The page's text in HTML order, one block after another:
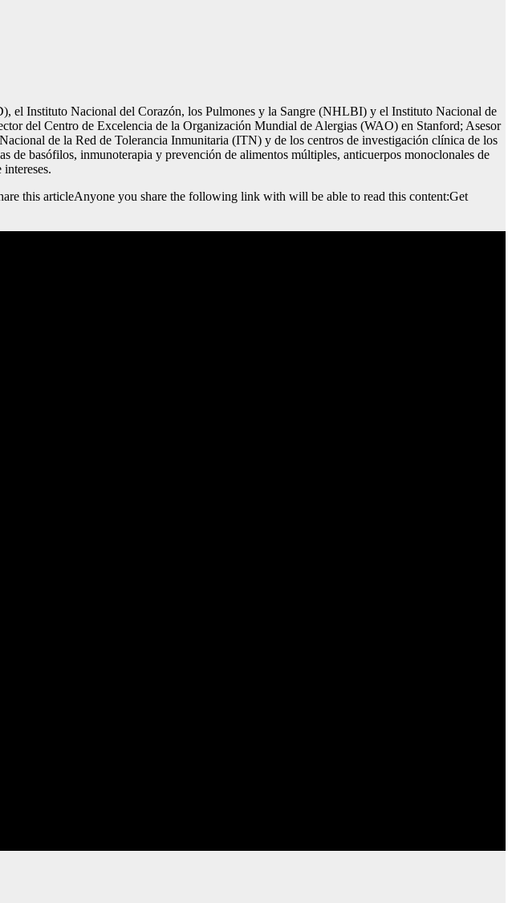
el Instituto Nacional del Corazón, los Pulmones y la Sangre (NHLBI) y el Instituto Nacional de
del Centro de Excelencia de la Organización Mundial de Alergias (WAO) en Stanford; Asesor
de la Red de Tolerancia Inmunitaria (ITN) y de los centros de investigación clínica de los
basófilos, inmunoterapia y prevención de alimentos múltiples, anticuerpos monoclonales de
this articleAnyone you share the following link with will be able to read this content:Get